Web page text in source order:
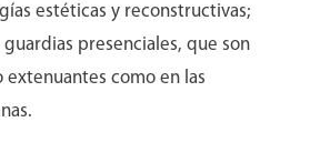
estéticas y reconstructivas;
presenciales, que son
extenuantes como en las